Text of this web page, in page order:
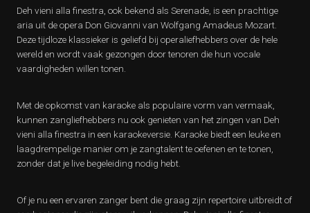
Deh vieni alla finestra, ook bekend als Serenade, is een prachtige
aria uit de opera Don Giovanni van Wolfgang Amadeus Mozart.
Deze tijdloze klassieker is geliefd bij operaliefhebbers over de hele
wereld en wordt vaak gezongen door tenoren die hun vocale
vaardigheden willen tonen.
Met de opkomst van karaoke als populaire vorm van vermaak,
kunnen zangliefhebbers nu ook genieten van het zingen van Deh
vieni alla finestra in een karaokeversie. Karaoke biedt een leuke en
laagdrempelige manier om je zangtalent te oefenen en te tonen,
zonder dat je live begeleiding nodig hebt.
Of je nu een ervaren zanger bent die graag zijn repertoire uitbreidt of